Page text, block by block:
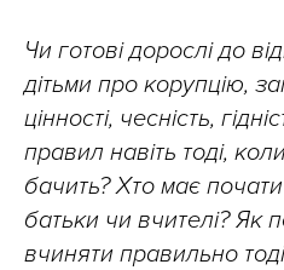
Чи готові дорослі до
дітьми про корупцію,
цінності, чесність,
правил навіть тоді,
бачить? Хто має
батьки чи вчителі? Як
вчиняти правильно